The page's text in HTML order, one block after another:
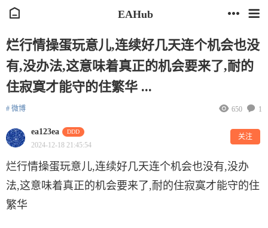
EAHub
烂行情操蛋玩意儿,连续好几天连个机会也没
有,没办法,这意味着真正的机会要来了,耐的
住寂寞才能守的住繁华 ...
# 微博 1
650
ea123ea DDD
2024-12-18 21:45:54
关注
烂行情操蛋玩意儿,连续好几天连个机会也没有,没办
法,这意味着真正的机会要来了,耐的住寂寞才能守的住
繁华